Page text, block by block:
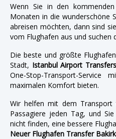
Wenn Sie in den
Monaten in die wunderschöne
abreisen möchten, dann sind
vom Flughafen aus und suchen
Die beste und größte
Stadt, Istanbul Airport Transfers
One-Stop-Transport-Service
maximalen Komfort bieten.
Wir helfen mit dem
Passagiere jeden Tag, und
nicht finden, eine bessere
Neuer Flughafen Transfer